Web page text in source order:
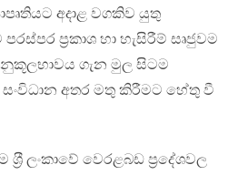
අදාළ වගකිව යුතු
ප‍්‍රකාශ හා හැසිරීම් සෘජුවම
ගැන මුල සිටම
අතර මතු කිරීමට හේතු වී
ලංකාවේ වෙරළබඩ ප‍්‍රදේශවල